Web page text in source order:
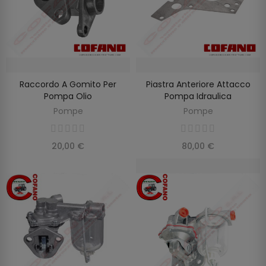
AGGIUNGI AL CARRELLO
Raccordo A Gomito Per
Pompa Olio
Pompe
20,00 €
AGGIUNGI AL CARRELLO
Piastra Anteriore Attacco
Pompa Idraulica
Pompe
80,00 €